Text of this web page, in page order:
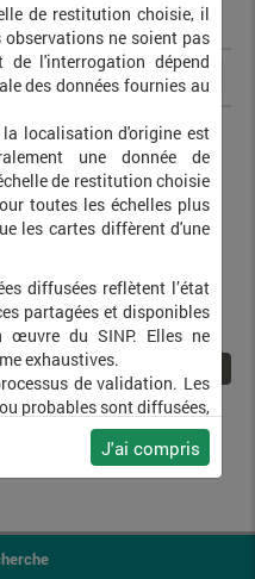
Nom vernaculaire
Aigrette garzette
de restitution choisie, il
ne soient pas
l'interrogation dépend
des données fournies au
la localisation d'origine est
une donnée de
de restitution choisie
toutes les échelles plus
les cartes diffèrent d'une
diffusées reflètent l’état
partagées et disponibles
du SINP. Elles ne
exhaustives.
de validation. Les
probables sont diffusées,
la méthode n'est pas
J'ai compris